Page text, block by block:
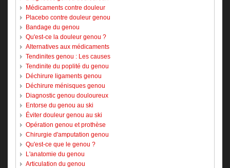
Médicaments contre douleur
Placebo contre douleur genou
Bandage du genou
Qu'est-ce la douleur genou ?
Alternatives aux médicaments
Tendinites genou : Les causes
Tendinite du poplité du genou
Déchirure ligaments genou
Déchirure ménisques genou
Diagnostic genou douloureux
Entorse du genou au ski
Éviter douleur genou au ski
Opération genou et prothèse
Chirurgie d'amputation genou
Qu'est-ce que le genou ?
L'anatomie du genou
Articulation du genou